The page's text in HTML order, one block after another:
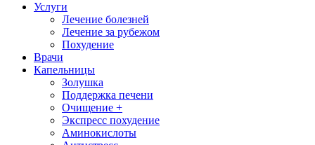
Услуги
Лечение болезней
Лечение за рубежом
Похудение
Врачи
Капельницы
Золушка
Поддержка печени
Очищение +
Экспресс похудение
Аминокислоты